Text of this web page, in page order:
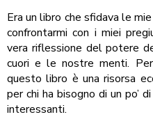
Era un libro che sfidava le
confrontarmi con i miei
vera riflessione del potere
cuori e le nostre menti.
questo libro è una risorsa
per chi ha bisogno di un po’
interessanti.